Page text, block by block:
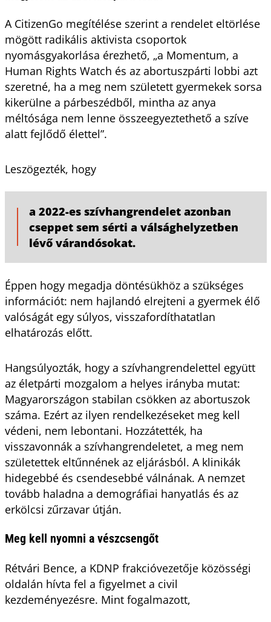
A CitizenGo megítélése szerint a rendelet eltörlése
mögött radikális aktivista csoportok
nyomásgyakorlása érezhető, „a Momentum, a
Human Rights Watch és az abortuszpárti lobbi azt
szeretné, ha a meg nem született gyermekek sorsa
kikerülne a párbeszédből, mintha az anya
méltósága nem lenne összeegyeztethető a szíve
alatt fejlődő élettel”.
Leszögezték, hogy
a 2022-es szívhangrendelet azonban
cseppet sem sérti a válsághelyzetben
lévő várandósokat.
Éppen hogy megadja döntésükhöz a szükséges
információt: nem hajlandó elrejteni a gyermek élő
valóságát egy súlyos, visszafordíthatatlan
elhatározás előtt.
Hangsúlyozták, hogy a szívhangrendelettel együtt
az életpárti mozgalom a helyes irányba mutat:
Magyarországon stabilan csökken az abortuszok
száma. Ezért az ilyen rendelkezéseket meg kell
védeni, nem lebontani. Hozzátették, ha
visszavonnák a szívhangrendeletet, a meg nem
születettek eltűnnének az eljárásból. A klinikák
hidegebbé és csendesebbé válnának. A nemzet
tovább haladna a demográfiai hanyatlás és az
erkölcsi zűrzavar útján.
Meg kell nyomni a vészcsengőt
Rétvári Bence, a KDNP frakcióvezetője közösségi
oldalán hívta fel a figyelmet a civil
kezdeményezésre. Mint fogalmazott,